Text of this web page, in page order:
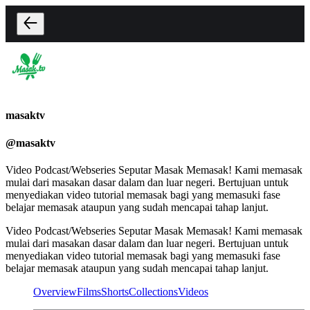
masaktv
@masaktv
Video Podcast/Webseries Seputar Masak Memasak! Kami memasak
mulai dari masakan dasar dalam dan luar negeri. Bertujuan untuk
menyediakan video tutorial memasak bagi yang memasuki fase
belajar memasak ataupun yang sudah mencapai tahap lanjut.
Video Podcast/Webseries Seputar Masak Memasak! Kami memasak
mulai dari masakan dasar dalam dan luar negeri. Bertujuan untuk
menyediakan video tutorial memasak bagi yang memasuki fase
belajar memasak ataupun yang sudah mencapai tahap lanjut.
OverviewFilmsShortsCollectionsVideos